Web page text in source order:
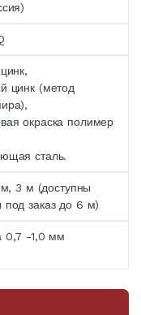
цинк (метод
окраска полимер
сталь.
3 м (доступны
под заказ до 6 м)
0,7 -1,0 мм